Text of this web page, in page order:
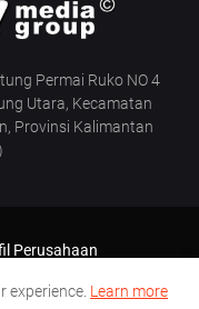
Permai Ruko NO 4
Utara, Kecamatan
Provinsi Kalimantan
Perusahaan
experience. Learn more